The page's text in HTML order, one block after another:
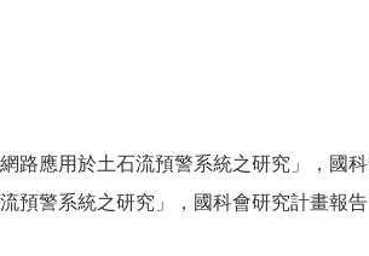
路應用於土石流預警系統之研究」，國
警系統之研究」，國科會研究計畫報